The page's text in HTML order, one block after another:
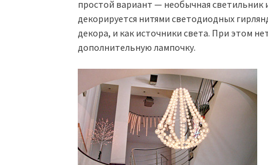
простой вариант — необычная светильник
декорируется нитями светодиодных
декора, и как источники света. При этом
дополнительную лампочку.